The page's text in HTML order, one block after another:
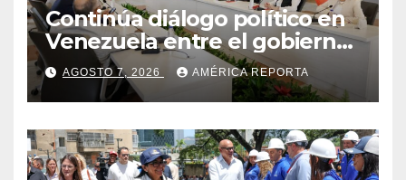
Continúa diálogo político en
Venezuela entre el gobierno
y la oposición
AGOSTO 7, 2026 AMÉRICA REPORTA